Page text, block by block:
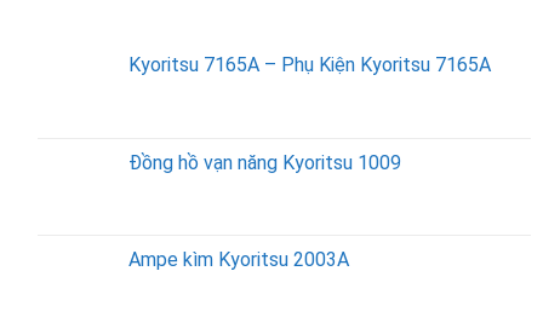
Kyoritsu 7165A – Phụ Kiện Kyoritsu 7165A
Đồng hồ vạn năng Kyoritsu 1009
Ampe kìm Kyoritsu 2003A